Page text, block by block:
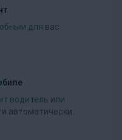
для вас
водитель или
автоматически.